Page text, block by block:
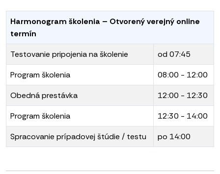
Harmonogram školenia – Otvorený verejný online
termín
Testovanie pripojenia na školenie
od 07:45
Program školenia
08:00 - 12:00
Obedná prestávka
12:00 - 12:30
Program školenia
12:30 - 14:00
Spracovanie prípadovej štúdie / testu
po 14:00